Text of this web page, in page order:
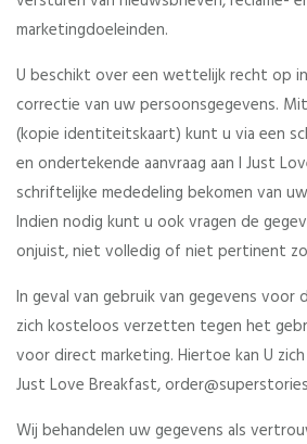
marketingdoeleinden.
U beschikt over een wettelijk recht op
correctie van uw persoonsgegevens.
(kopie identiteitskaart) kunt u via een
en ondertekende aanvraag aan I Just
schriftelijke mededeling bekomen van
Indien nodig kunt u ook vragen de
onjuist, niet volledig of niet pertinent
In geval van gebruik van gegevens voor
zich kosteloos verzetten tegen het
voor direct marketing. Hiertoe kan U
Just Love Breakfast,
Wij behandelen uw gegevens als